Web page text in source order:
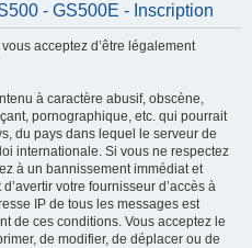
- GS500E - Inscription
acceptez d’être légalement
à caractère abusif, obscène,
pornographique, etc. qui pourrait
du pays dans lequel le serveur de
internationale. Si vous ne respectez
à un bannissement immédiat et
votre fournisseur d’accès à
IP de tous les messages est
de ces conditions. Vous acceptez le
de modifier, de déplacer ou de